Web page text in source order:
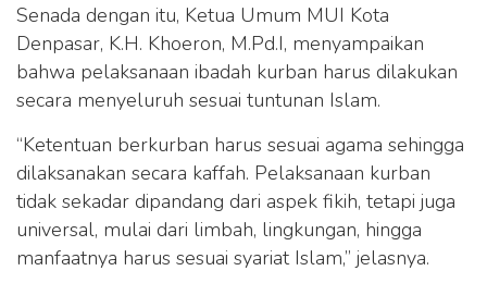
Senada dengan itu, Ketua Umum MUI Kota
Denpasar, K.H. Khoeron, M.Pd.I, menyampaikan
bahwa pelaksanaan ibadah kurban harus dilakukan
secara menyeluruh sesuai tuntunan Islam.
“Ketentuan berkurban harus sesuai agama sehingga
dilaksanakan secara kaffah. Pelaksanaan kurban
tidak sekadar dipandang dari aspek fikih, tetapi juga
universal, mulai dari limbah, lingkungan, hingga
manfaatnya harus sesuai syariat Islam,” jelasnya.